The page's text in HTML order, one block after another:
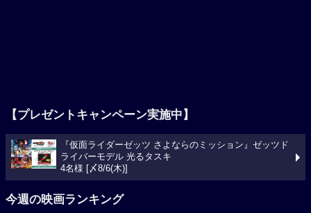
【プレゼントキャンペーン実施中】
『仮面ライダーゼッツ さよならのミッション』ゼッツド
ライバーモデル 光るタスキ
4名様 [〆8/6(木)]
今週の映画ランキング